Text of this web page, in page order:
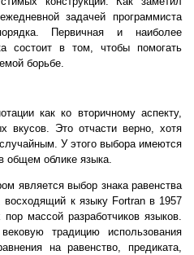
задачей программиста
Первичная и наиболее
состоит в том, чтобы помогать
борьбе.
как ко вторичному аспекту,
вкусов. Это отчасти верно, хотя
У этого выбора имеются
общем облике языка.
является выбор знака равенства
восходящий к языку Fortran в 1957
массой разработчиков языков.
традицию использования
на равенство, предиката,